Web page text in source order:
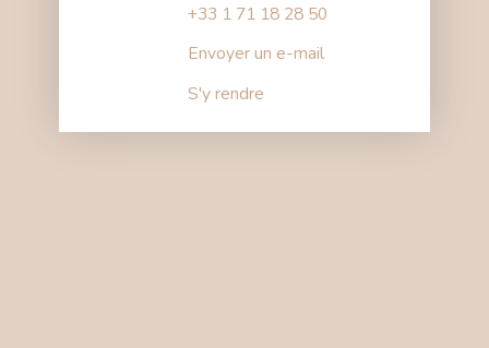
+33 1 71 18 28 50
Envoyer un e-mail
S'y rendre